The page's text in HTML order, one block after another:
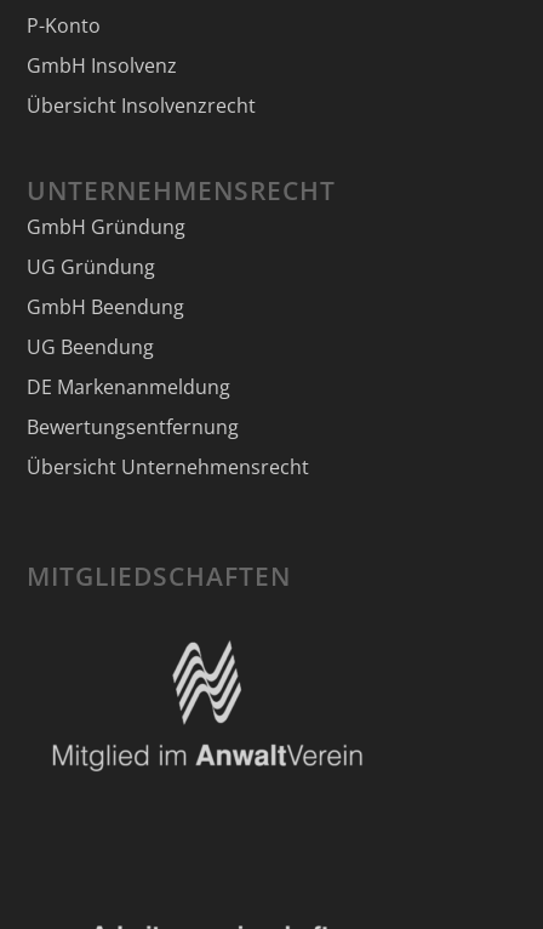
P-Konto
GmbH Insolvenz
Übersicht Insolvenzrecht
UNTERNEHMENSRECHT
GmbH Gründung
UG Gründung
GmbH Beendung
UG Beendung
DE Markenanmeldung
Bewertungsentfernung
Übersicht Unternehmensrecht
MITGLIEDSCHAFTEN